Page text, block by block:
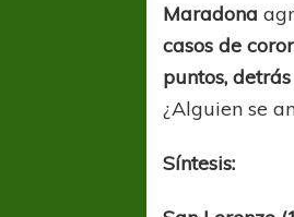
Maradona
casos de
puntos,
¿Alguien se
Síntesis:
A pesar de la derrota Tigre avanzó